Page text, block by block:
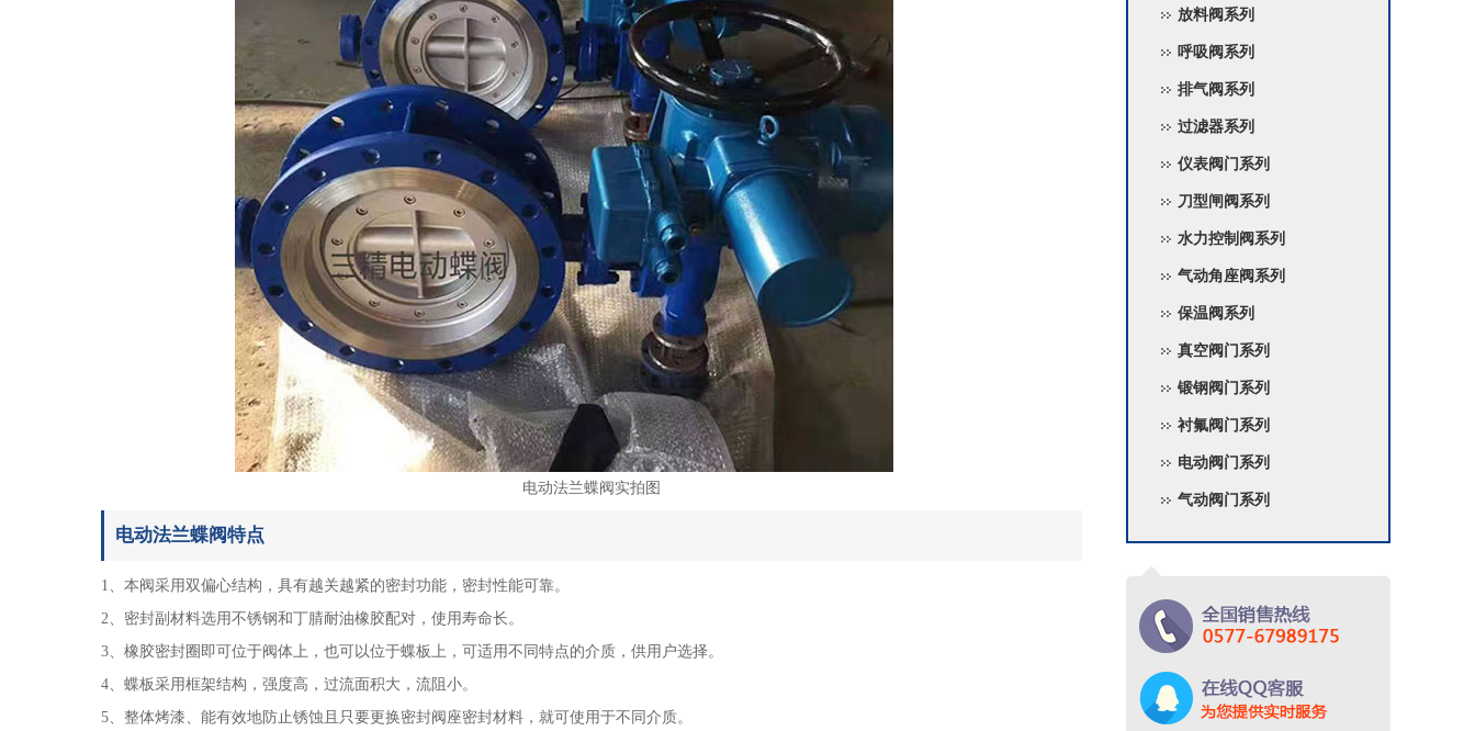
电动法兰蝶阀实拍图
电动法兰蝶阀特点
1、本阀采用双偏心结构，具有越关越紧的密封功能，密封性能可靠。
2、密封副材料选用不锈钢和丁腈耐油橡胶配对，使用寿命长。
3、橡胶密封圈即可位于阀体上，也可以位于蝶板上，可适用不同特点的介质，供用户选择。
4、蝶板采用框架结构，强度高，过流面积大，流阻小。
5、整体烤漆、能有效地防止锈蚀且只要更换密封阀座密封材料，就可使用于不同介质。
放料阀系列
呼吸阀系列
排气阀系列
过滤器系列
仪表阀门系列
刀型闸阀系列
水力控制阀系列
气动角座阀系列
保温阀系列
真空阀门系列
锻钢阀门系列
衬氟阀门系列
电动阀门系列
气动阀门系列